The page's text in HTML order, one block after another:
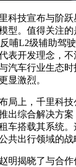
科技宣布与阶
型。值得关注
哺L2级辅助驾
表开发理念，
汽车行业生态
显激烈。
局上，千里科技
出综合解决方
车搭载其系统
共出行领域的战
明揭晓了与合